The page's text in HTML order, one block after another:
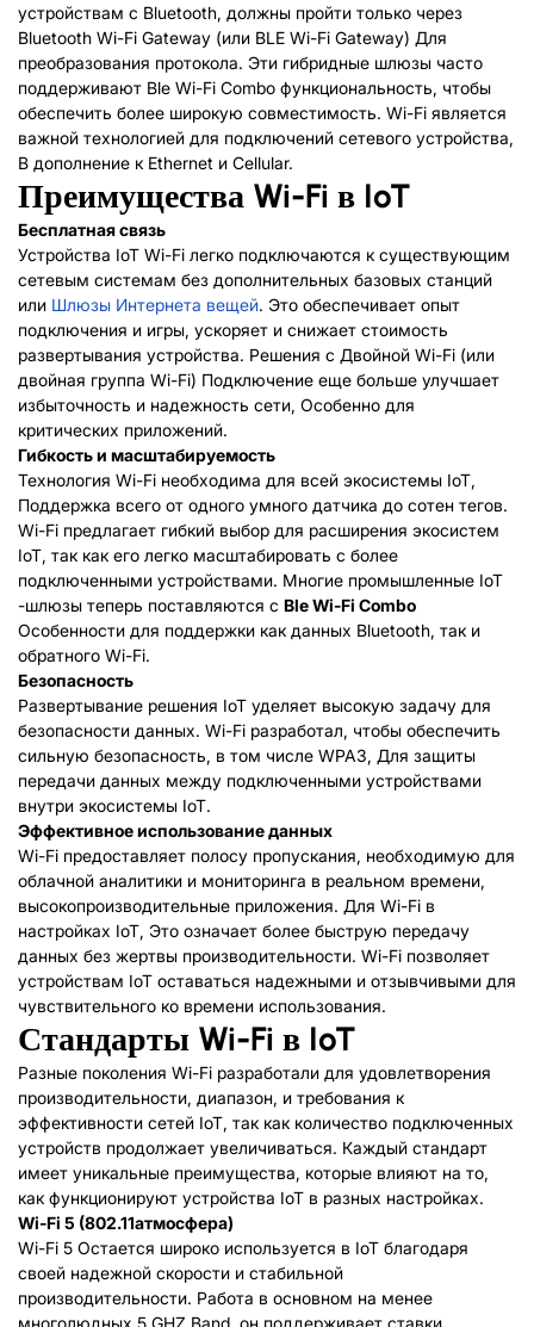
устройствам с Bluetooth, должны пройти только через
Bluetooth Wi-Fi Gateway (или BLE Wi-Fi Gateway) Для
преобразования протокола. Эти гибридные шлюзы часто
поддерживают Ble Wi-Fi Combo функциональность, чтобы
обеспечить более широкую совместимость. Wi-Fi является
важной технологией для подключений сетевого устройства,
В дополнение к Ethernet и Cellular.
Преимущества Wi-Fi в IoT
Бесплатная связь
Устройства IoT Wi-Fi легко подключаются к существующим
сетевым системам без дополнительных базовых станций
или Шлюзы Интернета вещей. Это обеспечивает опыт
подключения и игры, ускоряет и снижает стоимость
развертывания устройства. Решения с Двойной Wi-Fi (или
двойная группа Wi-Fi) Подключение еще больше улучшает
избыточность и надежность сети, Особенно для
критических приложений.
Гибкость и масштабируемость
Технология Wi-Fi необходима для всей экосистемы IoT,
Поддержка всего от одного умного датчика до сотен тегов.
Wi-Fi предлагает гибкий выбор для расширения экосистем
IoT, так как его легко масштабировать с более
подключенными устройствами. Многие промышленные IoT
-шлюзы теперь поставляются с Ble Wi-Fi Combo
Особенности для поддержки как данных Bluetooth, так и
обратного Wi-Fi.
Безопасность
Развертывание решения IoT уделяет высокую задачу для
безопасности данных. Wi-Fi разработал, чтобы обеспечить
сильную безопасность, в том числе WPA3, Для защиты
передачи данных между подключенными устройствами
внутри экосистемы IoT.
Эффективное использование данных
Wi-Fi предоставляет полосу пропускания, необходимую для
облачной аналитики и мониторинга в реальном времени,
высокопроизводительные приложения. Для Wi-Fi в
настройках IoT, Это означает более быструю передачу
данных без жертвы производительности. Wi-Fi позволяет
устройствам IoT оставаться надежными и отзывчивыми для
чувствительного ко времени использования.
Стандарты Wi-Fi в IoT
Разные поколения Wi-Fi разработали для удовлетворения
производительности, диапазон, и требования к
эффективности сетей IoT, так как количество подключенных
устройств продолжает увеличиваться. Каждый стандарт
имеет уникальные преимущества, которые влияют на то,
как функционируют устройства IoT в разных настройках.
Wi-Fi 5 (802.11атмосфера)
Wi-Fi 5 Остается широко используется в IoT благодаря
своей надежной скорости и стабильной
производительности. Работа в основном на менее